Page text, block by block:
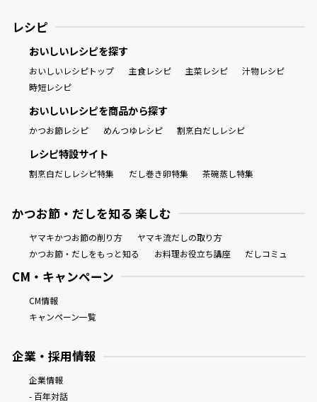
レシピ
おいしいレシピを探す
おいしいレシピトップ 主食レシピ 主菜レシピ
汁物レシピ
時短レシピ
おいしいレシピを商品から探す
かつお節レシピ めんつゆレシピ 割烹白だしレシピ
レシピ特設サイト
割烹白だしレシピ特集 だし巻き卵特集 茶碗蒸し特集
かつお節・だしを知る 楽しむ
ヤマキかつお節の削り方
ヤマキ流だしの取り方
かつお節・だしをもっと知る
お料理お役立ち講座 だしコミュ
CM・キャンペーン
CM情報
キャンペーン一覧
企業・採用情報
企業情報
- 百年対話